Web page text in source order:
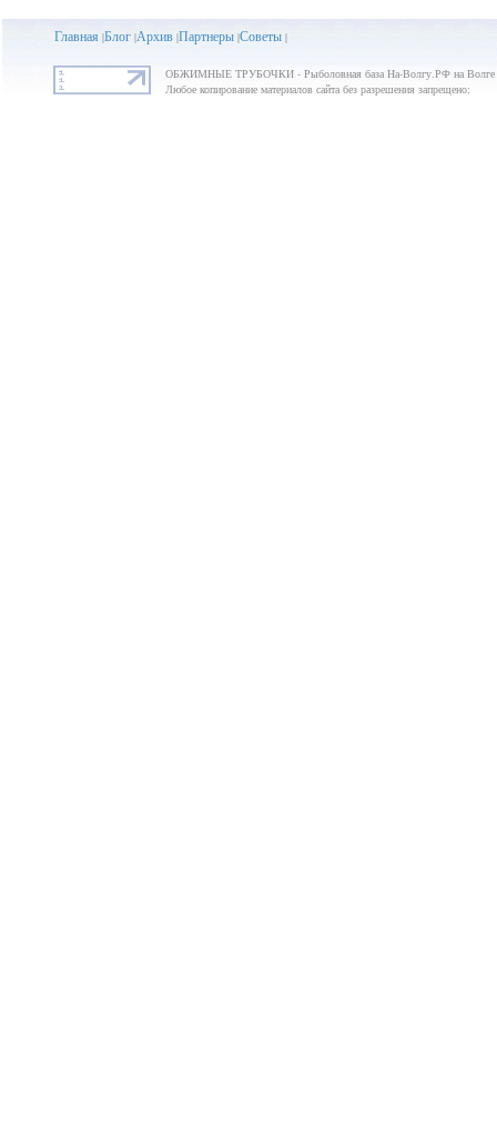
Главная |Блог|Архив|Партнеры|Советы|
ОБЖИМНЫЕ ТРУБОЧКИ - Рыболовная база На-Волгу.РФ на Волге
Любое копирование материалов сайта без разрешения запрещено;